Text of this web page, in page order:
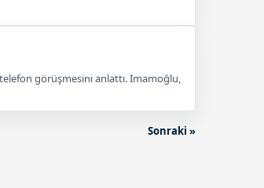
görüşmesini anlattı. İmamoğlu,
Sonraki »